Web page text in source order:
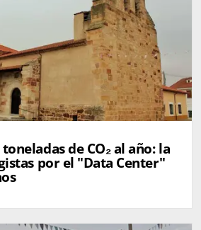
de CO₂ al año: la
por el "Data Center"